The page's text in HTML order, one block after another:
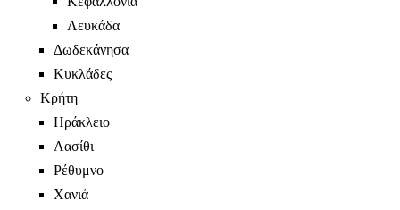
Λευκάδα
Δωδεκάνησα
Κυκλάδες
Κρήτη
Ηράκλειο
Λασίθι
Ρέθυμνο
Χανιά